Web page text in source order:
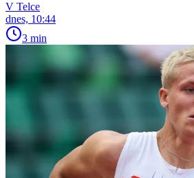
V Telce
dnes, 10:44
3 min